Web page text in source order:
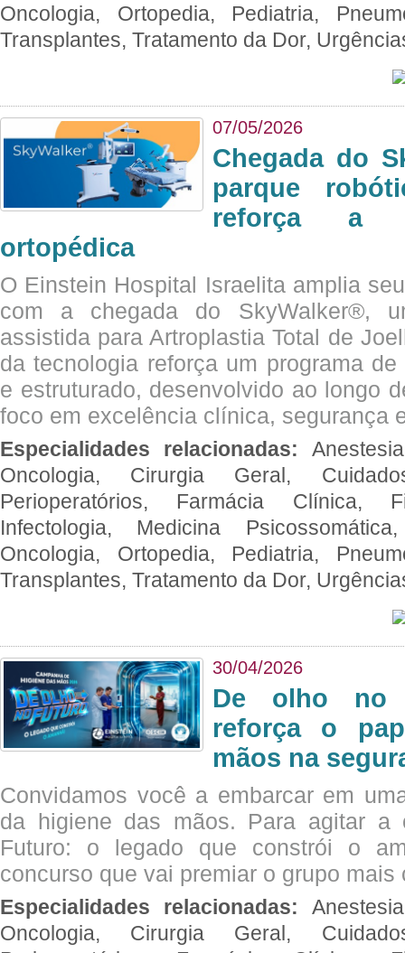
Oncologia, Ortopedia, Pediatria,
Transplantes, Tratamento da Dor,
07/05/2026
Chegada do
parque
reforça a
ortopédica
O Einstein Hospital Israelita amplia
com a chegada do SkyWalker®,
assistida para Artroplastia Total de
da tecnologia reforça um programa
e estruturado, desenvolvido ao longo
foco em excelência clínica, segurança
Especialidades relacionadas:
Oncologia, Cirurgia Geral,
Perioperatórios, Farmácia Clínica,
Infectologia, Medicina
Oncologia, Ortopedia, Pediatria,
Transplantes, Tratamento da Dor,
30/04/2026
De olho no
reforça o
mãos na
Convidamos você a embarcar em
da higiene das mãos. Para agitar a
Futuro: o legado que constrói o
concurso que vai premiar o grupo mais
Especialidades relacionadas:
Oncologia, Cirurgia Geral,